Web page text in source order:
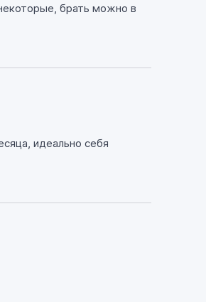
брать можно в
идеально себя